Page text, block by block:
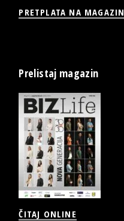
PRETPLATA NA MAGAZIN
Prelistaj magazin
ČITAJ ONLINE